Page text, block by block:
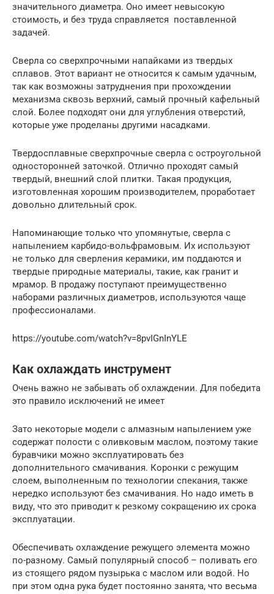
значительного диаметра. Оно имеет невысокую
стоимость, и без труда справляется поставленной
задачей.
Сверла со сверхпрочными напайками из твердых
сплавов. Этот вариант не относится к самым удачным,
так как возможны затруднения при прохождении
механизма сквозь верхний, самый прочный кафельный
слой. Более подходят они для углубления отверстий,
которые уже проделаны другими насадками.
Твердосплавные сверхпрочные сверла с остроугольной
односторонней заточкой. Отлично проходят самый
твердый, внешний слой плитки. Такая продукция,
изготовленная хорошим производителем, проработает
довольно длительный срок.
Напоминающие только что упомянутые, сверла с
напылением карбидо-вольфрамовым. Их используют
не только для сверления керамики, им поддаются и
твердые природные материалы, такие, как гранит и
мрамор. В продажу поступают преимущественно
наборами различных диаметров, используются чаще
профессионалами.
https://youtube.com/watch?v=8pvIGnInYLE
Как охлаждать инструмент
Очень важно не забывать об охлаждении. Для победита
это правило исключений не имеет
Зато некоторые модели с алмазным напылением уже
содержат полости с оливковым маслом, поэтому такие
буравчики можно эксплуатировать без
дополнительного смачивания. Коронки с режущим
слоем, выполненным по технологии спекания, также
нередко используют без смачивания. Но надо иметь в
виду, что это приводит к резкому сокращению их срока
эксплуатации.
Обеспечивать охлаждение режущего элемента можно
по-разному. Самый популярный способ – поливать его
из стоящего рядом пузырька с маслом или водой. Но
при этом одна рука будет постоянно занята, что весьма